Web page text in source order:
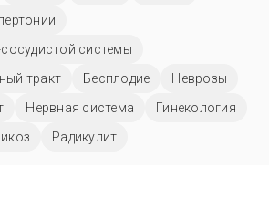
системы
тракт
Бесплодие
Неврозы
Нервная система
Гинекология
Радикулит